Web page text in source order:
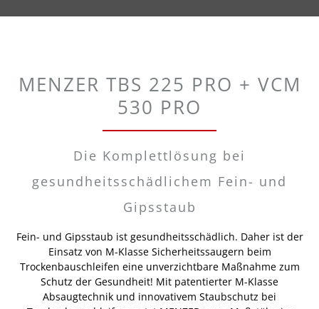
MENZER TBS 225 PRO + VCM
530 PRO
Die Komplettlösung bei
gesundheitsschädlichem Fein- und
Gipsstaub
Fein- und Gipsstaub ist gesundheitsschädlich. Daher ist der
Einsatz von M-Klasse Sicherheitssaugern beim
Trockenbauschleifen eine unverzichtbare Maßnahme zum
Schutz der Gesundheit! Mit patentierter M-Klasse
Absaugtechnik und innovativem Staubschutz bei